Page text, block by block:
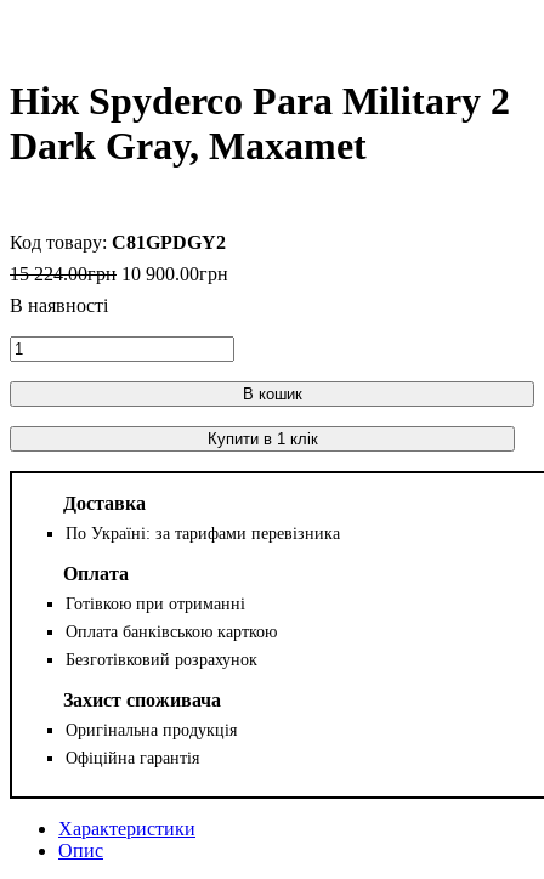
Ніж Spyderco Para Military 2
Dark Gray, Maxamet
C81GPDGY2
15 224.00грн 10 900.00грн
В кошик
Купити в 1 клік
Доставка
По Україні: за тарифами перевізника
Оплата
Готівкою при отриманні
Оплата банківською карткою
Безготівковий розрахунок
Захист споживача
Оригінальна продукція
Офіційна гарантія
Характеристики
Опис